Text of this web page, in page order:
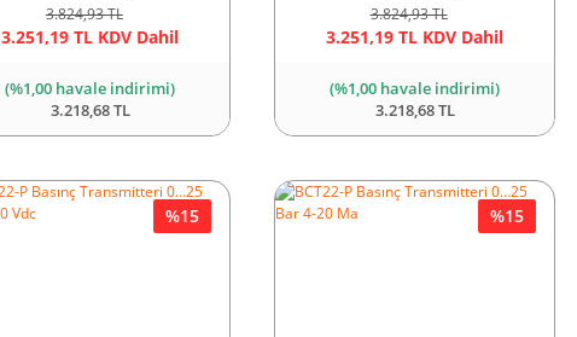
3.824,93 TL
3.251,19 TL KDV Dahil
(%1,00 havale indirimi)
3.218,68 TL
3.824,93 TL
3.251,19 TL KDV Dahil
(%1,00 havale indirimi)
3.218,68 TL
%15 %15